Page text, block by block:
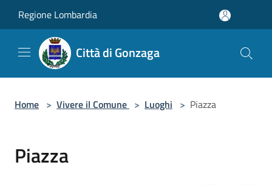
Regione Lombardia
Città di Gonzaga
Home > Vivere il Comune > Luoghi > Piazza
Piazza